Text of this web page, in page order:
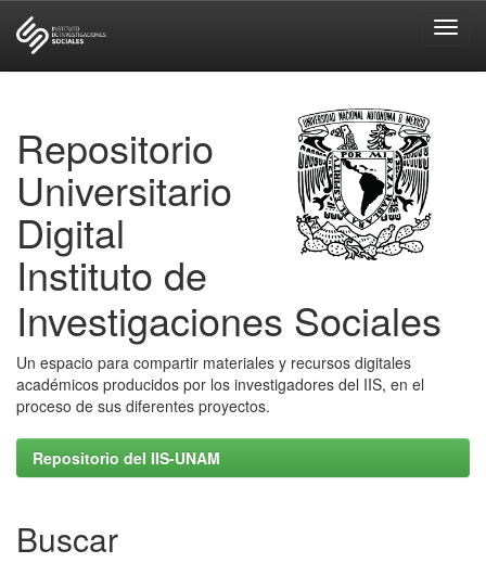
Repositorio
Universitario
Digital
Instituto de
Investigaciones Sociales
Un espacio para compartir materiales y recursos digitales
académicos producidos por los investigadores del IIS, en el
proceso de sus diferentes proyectos.
Repositorio del IIS-UNAM
Buscar